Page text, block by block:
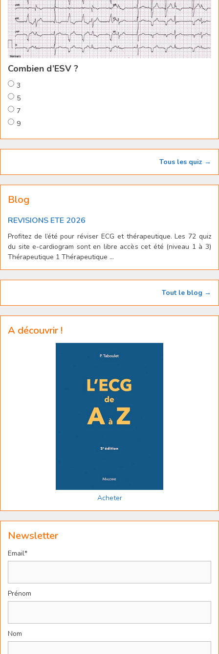
Combien d’ESV ?
3
5
7
9
Tous les quiz →
Blog
REVISIONS ETE 2026
Profitez de l’été pour réviser ECG et thérapeutique. Les 72 quiz
du site e-cardiogram sont en libre accès cet été (niveau 1 à 3)
Thérapeutique 1 Thérapeutique ...
Tout le blog →
A découvrir !
Acheter
Newsletter
Email*
Prénom
Nom